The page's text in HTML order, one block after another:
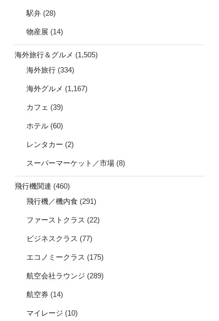
駅弁 (28)
物産展 (14)
海外旅行＆グルメ (1,505)
海外旅行 (334)
海外グルメ (1,167)
カフェ (39)
ホテル (60)
レンタカー (2)
スーパーマーケット／市場 (8)
飛行機関連 (460)
飛行機／機内食 (291)
ファーストクラス (22)
ビジネスクラス (77)
エコノミークラス (175)
航空会社ラウンジ (289)
航空券 (14)
マイレージ (10)